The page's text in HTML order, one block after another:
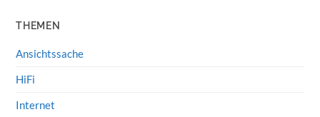
THEMEN
Ansichtssache
HiFi
Internet